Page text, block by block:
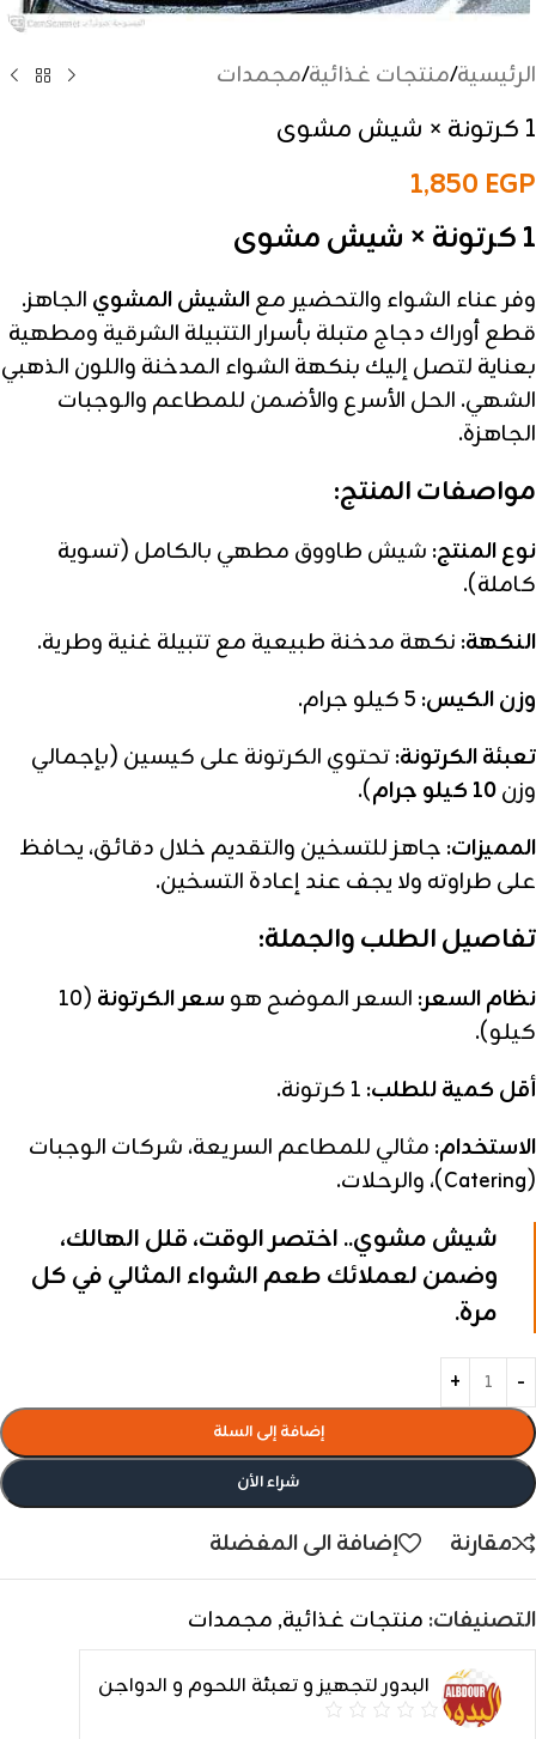
الرئيسية/منتجات غذائية/مجمدات
1 كرتونة × شيش مشوى
1,850 EGP
1 كرتونة × شيش مشوى
وفر عناء الشواء والتحضير معالشيش المشوي الجاهز.
قطع أوراك دجاج متبلة بأسرار التتبيلة الشرقية ومطهية
بعناية لتصل إليك بنكهة الشواء المدخنة واللون الذهبي
الشهي. الحل الأسرع والأضمن للمطاعم والوجبات
الجاهزة.
مواصفات المنتج:
نوع المنتج: شيش طاووق مطهي بالكامل (تسوية
كاملة).
النكهة: نكهة مدخنة طبيعية مع تتبيلة غنية وطرية.
وزن الكيس:
تعبئة الكرتونة:تحتوي الكرتونة على كيسين (بإجمالي
وزن10 كيلو جرام
).
المميزات: جاهز للتسخين والتقديم خلال دقائق، يحافظ
على طراوته ولا يجف عند إعادة التسخين.
تفاصيل الطلب والجملة:
نظام السعر: السعر الموضح هو سعر الكرتونة (10
كيلو).
أقل كمية للطلب:
الاستخدام: مثالي للمطاعم السريعة، شركات الوجبات
(Catering)، والرحلات.
شيش مشوي.. اختصر الوقت، قلل الهالك،
وضمن لعملائك طعم الشواء المثالي في كل
مرة.
إضافة إلى السلة
شراء الأن
مقارنة إضافة الى المفضلة
التصنيفات: منتجات غذائية, مجمدات
البدور لتجهيز و تعبئة اللحوم و الدواجن